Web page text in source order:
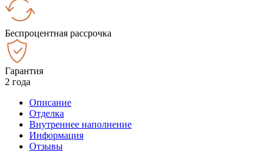
Беспроцентная рассрочка
Гарантия
2 года
Описание
Отделка
Внутреннее наполнение
Информация
Отзывы